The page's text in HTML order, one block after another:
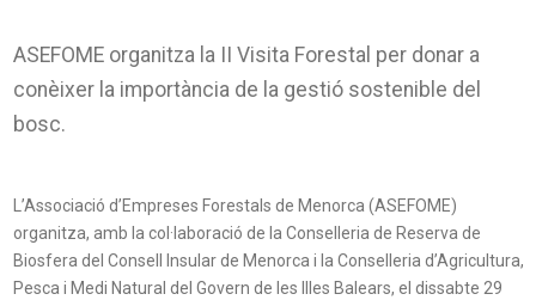
ASEFOME organitza la II Visita Forestal per donar a
conèixer la importància de la gestió sostenible del
bosc.
L’Associació d’Empreses Forestals de Menorca (ASEFOME)
organitza, amb la col·laboració de la Conselleria de Reserva de
Biosfera del Consell Insular de Menorca i la Conselleria d’Agricultura,
Pesca i Medi Natural del Govern de les Illes Balears, el dissabte 29